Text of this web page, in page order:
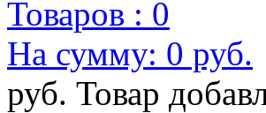
Товаров : 0
На сумму: 0 руб.
руб. Товар